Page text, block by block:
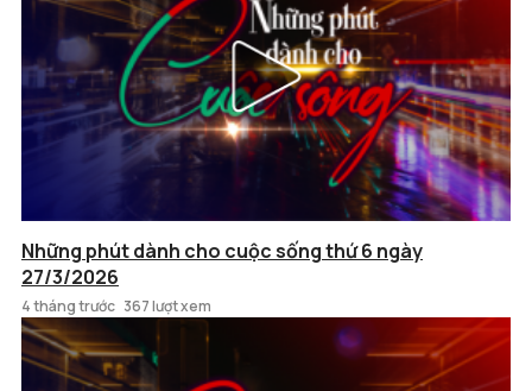
Những phút dành cho cuộc sống thứ 6 ngày
27/3/2026
4 tháng trước 367 lượt xem